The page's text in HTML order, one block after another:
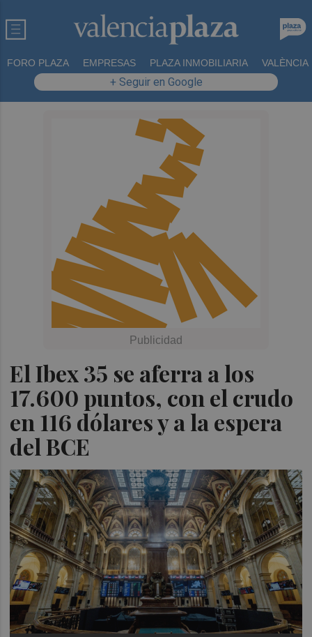
FORO PLAZA EMPRESAS PLAZA INMOBILIARIA VALÈNCIA
+ Seguir en Google
El Ibex 35 se aferra a los
17.600 puntos, con el crudo
en 116 dólares y a la espera
del BCE